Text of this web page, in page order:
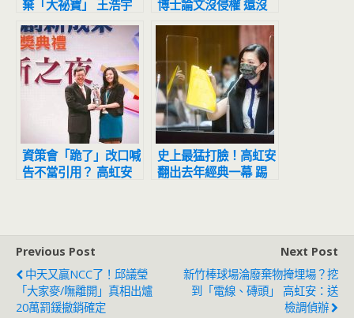
棄「大祕寶」 王浩宇
化身工程專家反駁後偷
刪文
博士論文沒侵權 還沒
人出來跟我道歉
資策會「跪了」改口喊
告不當引用？ 高虹安
史上最猛打臉！高虹安
翻出去年經典一幕 踢
Previous Post
中天又贏NCC了！邱議瑩
「大家麥/嘸離開」真相出爐
20萬罰鍰撤銷確定
Next Post
新竹棒球場淪廢棄物掩埋場？挖
到「電線、磚頭」 高虹安：送
檢調偵辦